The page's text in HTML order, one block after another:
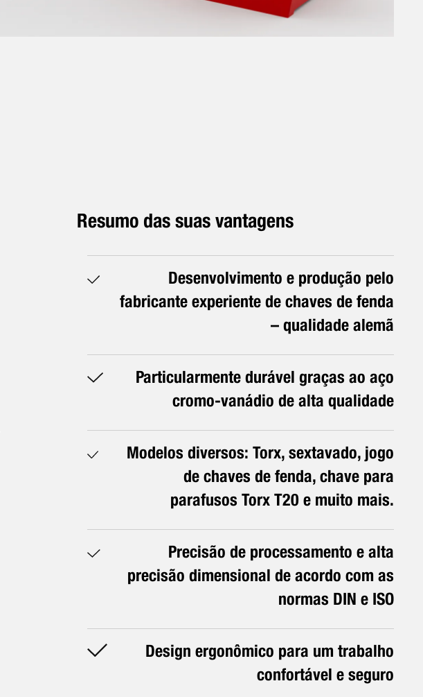
Resumo das suas vantagens
Desenvolvimento e produção pelo
fabricante experiente de chaves de fenda
– qualidade alemã
Particularmente durável graças ao aço
cromo-vanádio de alta qualidade
Modelos diversos: Torx, sextavado, jogo
de chaves de fenda, chave para
parafusos Torx T20 e muito mais.
Precisão de processamento e alta
precisão dimensional de acordo com as
normas DIN e ISO
Design ergonômico para um trabalho
confortável e seguro